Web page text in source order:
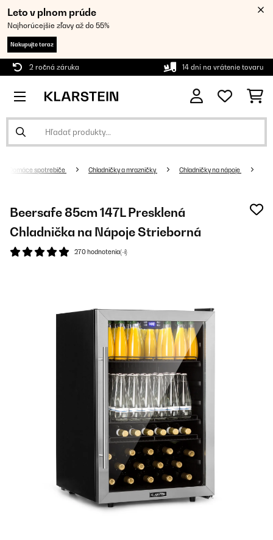
Leto v plnom prúde
Najhorúcejšie zľavy až do 55%
Nakupujte teraz
2 ročná záruka 14 dní na vrátenie tovaru
Domáce spotrebiče Chladničky a mrazničky Chladničky na nápoje
Beersafe 85cm 147L Presklená
Chladnička na Nápoje Strieborná
270 hodnotenia(-í)